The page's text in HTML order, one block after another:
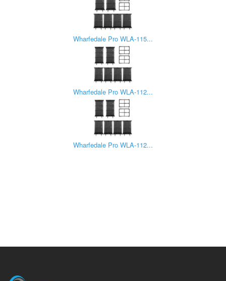
Wharfedale Pro WLA-115...
Wharfedale Pro WLA-112...
Wharfedale Pro WLA-112...